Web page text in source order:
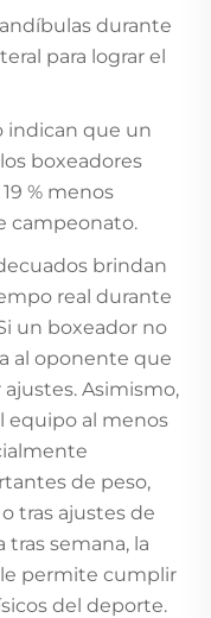
durante
para lograr el
indican que un
boxeadores
% menos
campeonato.
brindan
real durante
un boxeador no
al oponente que
Asimismo,
equipo al menos
de peso,
tras ajustes de
tras semana, la
permite cumplir
del deporte.